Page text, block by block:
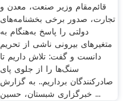
قائم‌مقام وزیر صنعت، معدن و
تجارت، صدور برخی بخشنامه‌های
دولتی را پاسخ به‌هنگام به
متغیرهای بیرونی ناشی از تحریم
دانست و گفت: تلاش داریم تا
سنگ‌ها را از جلوی پای
صادرکنندگان برداریم.. به گزارش
خبرگزاری شبستان، حسین ...